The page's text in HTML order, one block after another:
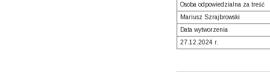
Osoba odpowiedzialna za treść
Mariusz Szrajbrowski
Data wytworzenia
27.12.2024 r.